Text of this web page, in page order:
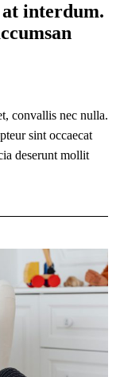
interdum.
convallis nec nulla.
sint occaecat
deserunt mollit